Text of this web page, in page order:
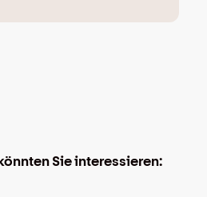
Sie interessieren: